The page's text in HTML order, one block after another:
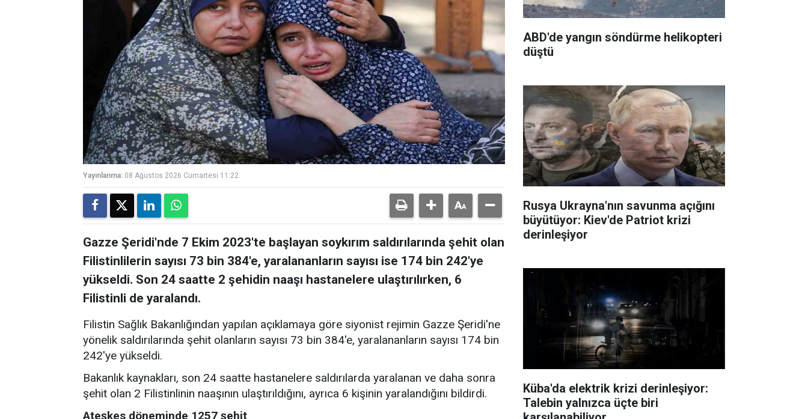
Yayınlanma: 08 Ağustos 2026 Cumartesi 11:22
Gazze Şeridi'nde 7 Ekim 2023'te başlayan soykırım saldırılarında şehit olan
Filistinlilerin sayısı 73 bin 384'e, yaralananların sayısı ise 174 bin 242'ye
yükseldi. Son 24 saatte 2 şehidin naaşı hastanelere ulaştırılırken, 6
Filistinli de yaralandı.
Filistin Sağlık Bakanlığından yapılan açıklamaya göre siyonist rejimin Gazze Şeridi'ne
yönelik saldırılarında şehit olanların sayısı 73 bin 384'e, yaralananların sayısı 174 bin
242'ye yükseldi.
Bakanlık kaynakları, son 24 saatte hastanelere saldırılarda yaralanan ve daha sonra
şehit olan 2 Filistinlinin naaşının ulaştırıldığını, ayrıca 6 kişinin yaralandığını bildirdi.
Ateşkes döneminde 1257 şehit
ABD'de yangın söndürme helikopteri
düştü
Rusya Ukrayna'nın savunma açığını
büyütüyor: Kiev'de Patriot krizi
derinleşiyor
Küba'da elektrik krizi derinleşiyor:
Talebin yalnızca üçte biri